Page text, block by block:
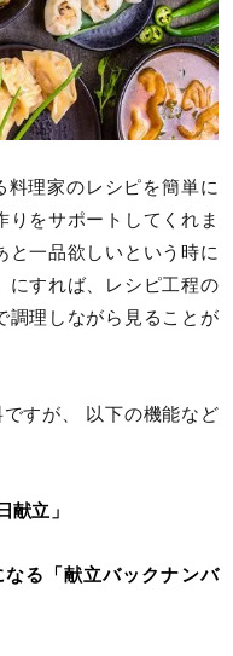
料理家のレシピを簡単に
をサポートしてくれま
と一品欲しいという時に
にすれば、レシピ工程の
調理しながら見ることが
ですが、 以下の機能など
献立」
なる「献立バックナンバ